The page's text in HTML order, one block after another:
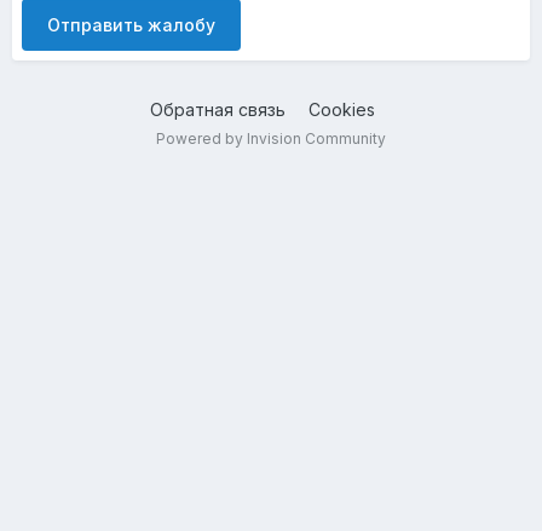
Отправить жалобу
Обратная связь Cookies
Powered by Invision Community